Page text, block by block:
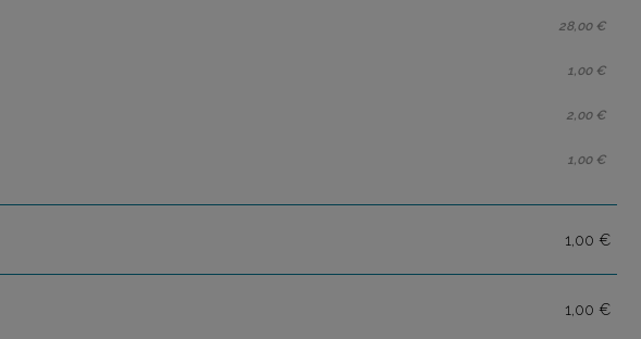
28,00 €
1,00 €
2,00 €
1,00 €
1,00 €
1,00 €